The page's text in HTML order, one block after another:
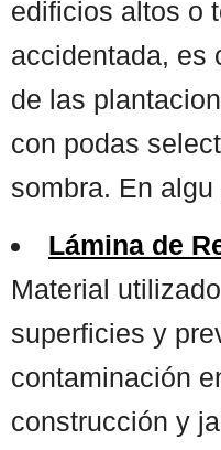
edificios altos o
accidentada, es
de las
con podas
sombra. En algu
Lámina de
Material
superficies y
contaminación
construcción y